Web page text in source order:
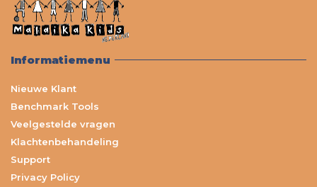
Informatiemenu
Nieuwe Klant
Benchmark Tools
Veelgestelde vragen
Klachtenbehandeling
Support
Privacy Policy